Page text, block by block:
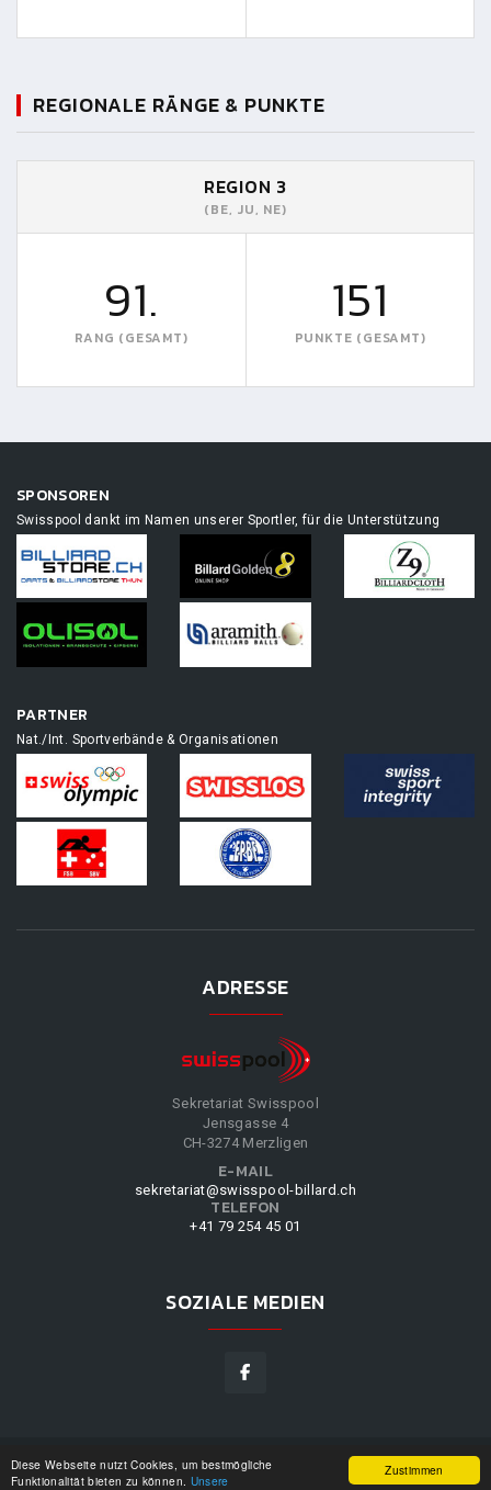
Zustimmen
Diese Webseite nutzt Cookies, um bestmögliche
Funktionalität bieten zu können. Unsere
REGIONALE RÄNGE & PUNKTE
REGION 3
(BE, JU, NE)
91.
RANG (GESAMT)
151
PUNKTE (GESAMT)
SPONSOREN
Swisspool dankt im Namen unserer Sportler, für die Unterstützung
PARTNER
Nat./Int. Sportverbände & Organisationen
ADRESSE
Sekretariat Swisspool
Jensgasse 4
CH-3274 Merzligen
E-MAIL
sekretariat@swisspool-billard.ch
TELEFON
+41 79 254 45 01
SOZIALE MEDIEN
SWISSPOOL©2026|DESIGN BY
UNSERE
NUTZUNGSBEDINGUNGEN